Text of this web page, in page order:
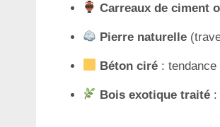
Carreaux de ciment
Pierre naturelle
Béton ciré :
Bois exotique traité :